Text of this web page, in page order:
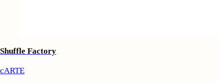
Shuffle Factory
cARTE